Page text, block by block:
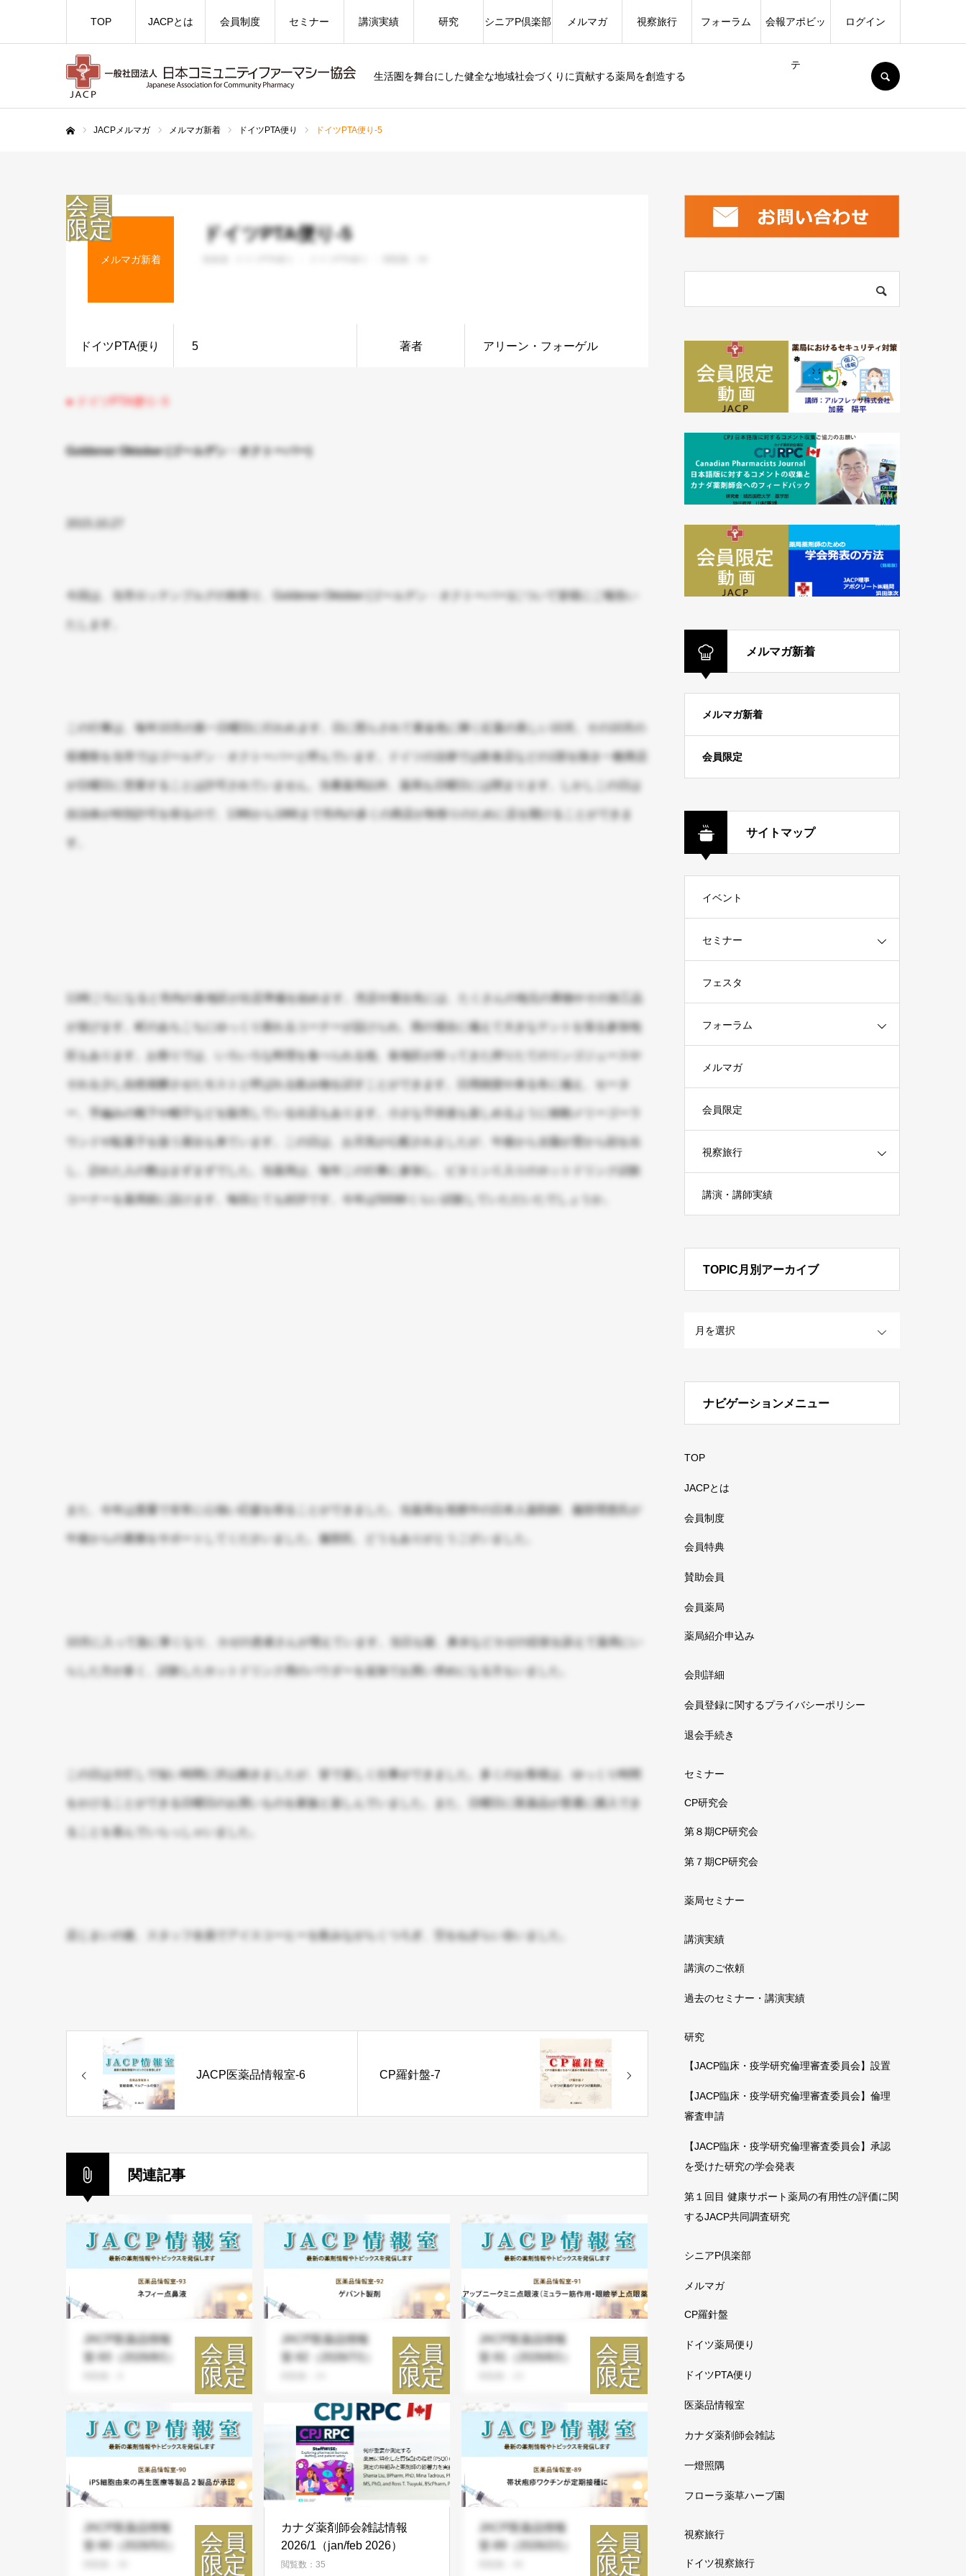
生活圏を舞台にした健全な地域社会づくりに貢献する薬局を創造する
TOP JACPとは 会員制度 セミナー 講演実績 研究 シニアP倶楽部 メルマガ 視察旅行 フォーラム 会報アポビッ
テ
ログイン
JACPメルマガ メルマガ新着 ドイツPTA便り ドイツPTA便り-5
メルマガ新着
ドイツPTA便り-5
ドイツPTA便り 5 著者 アリーン・フォーゲル
● ドイツPTA便り-５
Goldener Oktober (ゴールデン・オクトーバー)
今回は、当市ロッテンブルグの秋祭り、Goldener Oktober (ゴールデン・オクトーバー)について皆様にご報告い
たします。
この行事は、毎年10月の第一日曜日に行われます。日に照らされて黄金色に輝く紅葉の美しい10月。その10月の
収穫祭を当市ではゴールデン・オクトーバーと呼んでいます。ドイツの法律では飲食店などの1部を除き一般商店
が日曜日に営業することは許可されていません。当番薬局以外、薬局も日曜日には閉まります。しかしこの日は
自治体が特別許可を得るので、13時から18時まで市内の多くの商店が秋祭りのために店を開けることができま
11時ごろになると市内の各地区が出店準備を始めます。売店や屋台先には、たくさんの地元の果物やその加工品
が並びます。町のあちこちにゆっくり座れるコーナーが設けられ、雨の場合に備えて大きなテントを張る参加地
区もあります。お祭りでは、いろいろな料理を食べられる他、各地区が持ってきた搾りたてのリンゴジュースや
それを少し自然発酵させたモストと呼ばれる飲み物を試すことができます。日用雑貨や来る冬に備え、セータ
ー、手編みの靴下や帽子などを販売している出店もあります。小さな子供達も楽しめるように移動メリーゴーラ
ウンドや駄菓子を扱う屋台も来ています。この日は、お天気が心配されましたが、午後から太陽が雲から顔を出
し、訪れた人の数はまずまずでした。当薬局は、毎年この行事に参加し、ビタミンＣ入りのホットドリンク試飲
コーナーを薬局前に設けます。毎回とても好評です。今年は500杯くらい試飲していただいたでしょうか。
また、今年は貴重で非常に心強い応援を得ることができました。当薬局を視察中の日本人薬剤師、服部理恵氏が
午後からの業務をサポートしてくださいました。服部氏、どうもありがとうございました。
10月に入って急に寒くなり、カゼの患者さんが増えています。当日も咳、鼻水などカゼの症状を訴えて薬局にい
らした方が多く、試飲したホットドリンク用のパウダーを追加でお買い求めになる方もいました。
この日は大忙しで短い時間に沢山動きましたが、皆で楽しく仕事ができました。多くのお客様は、ゆっくり時間
をかけることができる日曜日のお買いものを家族と楽しんでいました。また、日曜日に医薬品が普通に購入でき
ることを喜んでいらっしゃいました。
店じまいの後、スタッフ全員でアイスコーヒーを飲みながらくつろぎ、労をねぎらい合いました。
JACP医薬品情報室-6 CP羅針盤-7
関連記事
JACP医薬品情報
室-93（2026/8/1）
JACP医薬品情報
室-92（2026/7/1）
JACP医薬品情報
室-91（2026/6/1）
JACP医薬品情報
室-90（2026/5/1）
カナダ薬剤師会雑誌情報
2026/1（jan/feb 2026）
閲覧数：35
JACP医薬品情報
室-89（2026/2/1）
メルマガ新着
メルマガ新着
会員限定
サイトマップ
イベント
セミナー
フェスタ
フォーラム
メルマガ
会員限定
視察旅行
講演・講師実績
TOPIC月別アーカイブ
ナビゲーションメニュー
TOP
JACPとは
会員制度
会員特典
賛助会員
会員薬局
薬局紹介申込み
会則詳細
会員登録に関するプライバシーポリシー
退会手続き
セミナー
CP研究会
第８期CP研究会
第７期CP研究会
薬局セミナー
講演実績
講演のご依頼
過去のセミナー・講演実績
研究
【JACP臨床・疫学研究倫理審査委員会】設置
【JACP臨床・疫学研究倫理審査委員会】倫理
審査申請
【JACP臨床・疫学研究倫理審査委員会】承認
を受けた研究の学会発表
第１回目 健康サポート薬局の有用性の評価に関
するJACP共同調査研究
シニアP倶楽部
メルマガ
CP羅針盤
ドイツ薬局便り
ドイツPTA便り
医薬品情報室
カナダ薬剤師会雑誌
一燈照隅
フローラ薬草ハーブ園
視察旅行
ドイツ視察旅行